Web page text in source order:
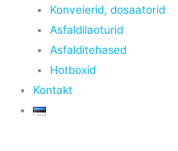
Konveierid, dosaatorid
Asfaldilaoturid
Asfalditehased
Hotboxid
Kontakt